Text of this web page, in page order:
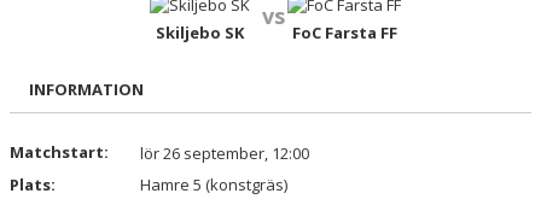
BILDGALLERI
KONTAKT
Skiljebo SK
vs
FoC Farsta FF
INFORMATION
Matchstart:
lör 26 september, 12:00
Plats:
Hamre 5 (konstgräs)